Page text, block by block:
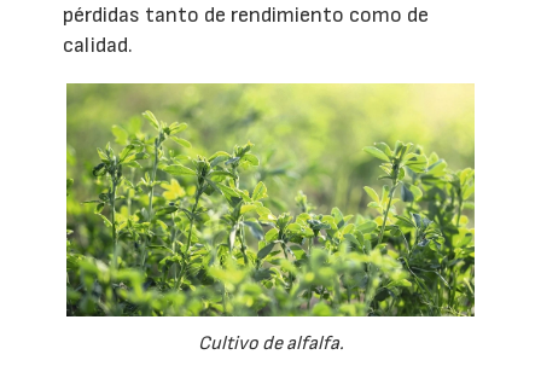
pérdidas tanto de rendimiento como de
calidad.
Cultivo de alfalfa.